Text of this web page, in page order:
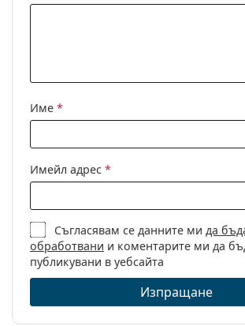
Име *
Имейл адрес *
Съгласявам се данните ми да
обработвани и коментарите ми да
публикувани в уебсайта
Изпращане